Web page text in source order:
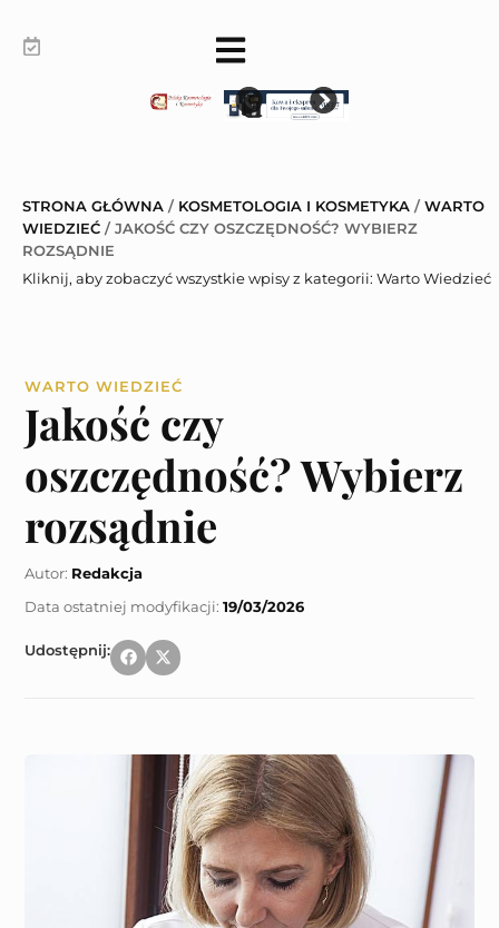
STRONA GŁÓWNA / KOSMETOLOGIA I KOSMETYKA /WARTO
WIEDZIEĆ /JAKOŚĆ CZY OSZCZĘDNOŚĆ? WYBIERZ
ROZSĄDNIE
Kliknij, aby zobaczyć wszystkie wpisy z kategorii: Warto Wiedzieć
WARTO WIEDZIEĆ
Jakość czy
oszczędność? Wybierz
rozsądnie
Autor: Redakcja
19/03/2026
Udostępnij: